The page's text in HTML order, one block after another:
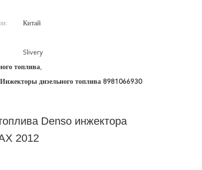
Китай
Slivery
топлива,
Инжекторы дизельного топлива 8981066930
Denso инжектора
2012